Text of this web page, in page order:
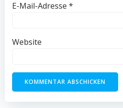
E-Mail-Adresse *
Website